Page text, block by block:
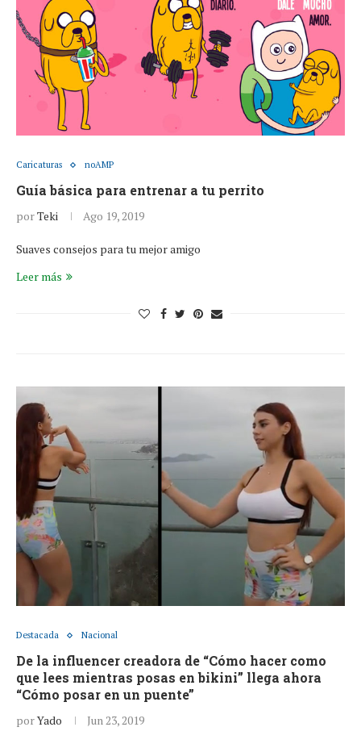
Caricaturas noAMP
Guía básica para entrenar a tu perrito
porTeki Ago 19, 2019
Suaves consejos para tu mejor amigo
Leer más
Destacada Nacional
De la influencer creadora de “Cómo hacer como
que lees mientras posas en bikini” llega ahora
“Cómo posar en un puente”
porYado Jun 23, 2019